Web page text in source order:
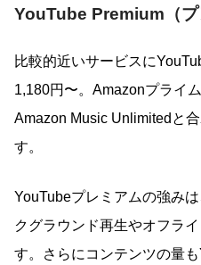
YouTube Premium（プ
比較的近いサービスに
1,180円〜。Amazonプライ
Amazon Music Unlimitedと
す。
YouTubeプレミアムの強み
クグラウンド再生やオフラ
す。さらにコンテンツの量も